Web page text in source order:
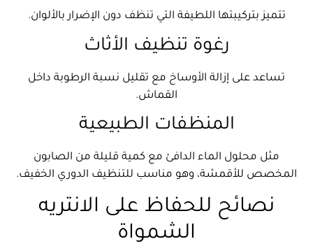
تتميز بتركيبتها اللطيفة التي تنظف دون الإضرار بالألوان.
رغوة تنظيف الأثاث
تساعد على إزالة الأوساخ مع تقليل نسبة الرطوبة داخل
القماش.
المنظفات الطبيعية
مثل محلول الماء الدافئ مع كمية قليلة من الصابون
المخصص للأقمشة، وهو مناسب للتنظيف الدوري الخفيف.
نصائح للحفاظ على الانتريه
الشمواة